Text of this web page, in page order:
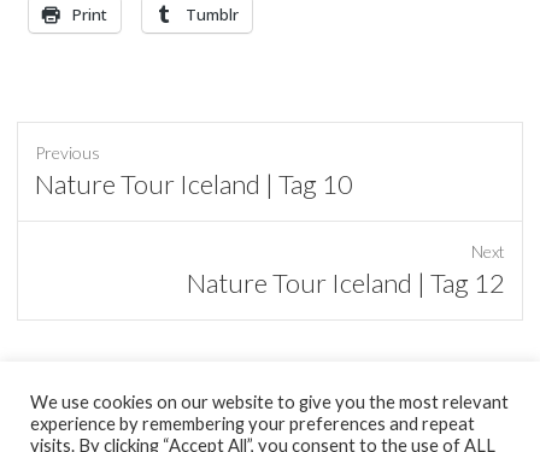
Print Tumblr
Previous
Previous
post:
Nature Tour Iceland | Tag 10
Next
post:
Nature Tour Iceland | Tag 12
tumblr
We use cookies on our website to give you the most relevant
experience by remembering your preferences and repeat
visits. By clicking “Accept All”, you consent to the use of ALL